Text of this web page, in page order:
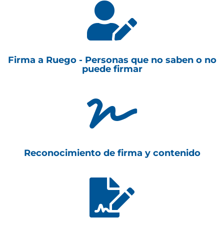

Firma a Ruego - Personas que no saben o no
puede firmar

Reconocimiento de firma y contenido
